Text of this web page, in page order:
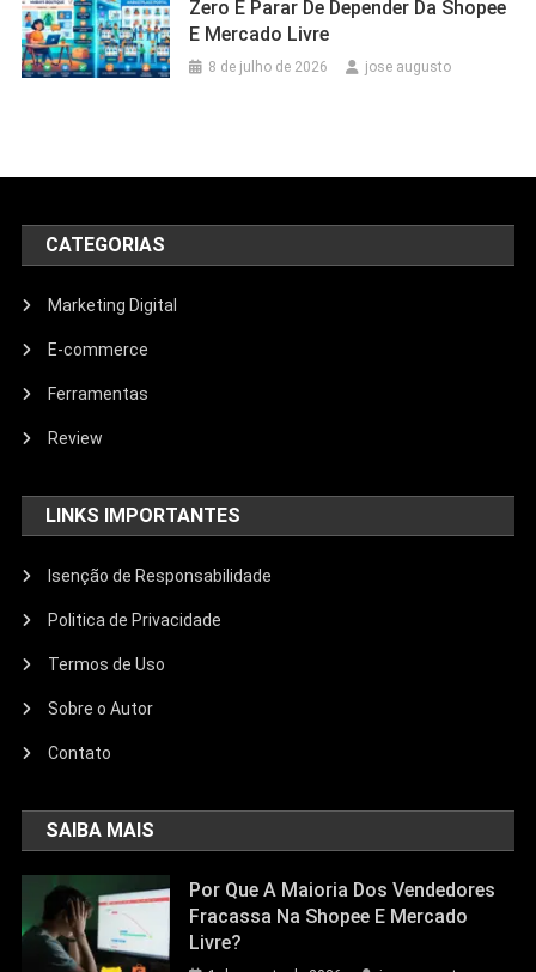
Zero E Parar De Depender Da Shopee
E Mercado Livre
8 de julho de 2026 jose augusto
CATEGORIAS
Marketing Digital
E-commerce
Ferramentas
Review
LINKS IMPORTANTES
Isenção de Responsabilidade
Politica de Privacidade
Termos de Uso
Sobre o Autor
Contato
SAIBA MAIS
Por Que A Maioria Dos Vendedores
Fracassa Na Shopee E Mercado
Livre?